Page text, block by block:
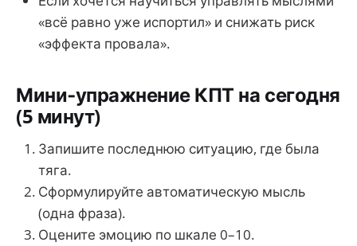
«всё равно уже испортил» и снижать риск
«эффекта провала».
Мини‑упражнение КПТ на сегодня
(5 минут)
Запишите последнюю ситуацию, где была
тяга.
Сформулируйте автоматическую мысль
(одна фраза).
Оцените эмоцию по шкале 0–10.